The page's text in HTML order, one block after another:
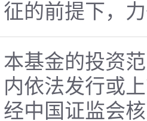
征的前提下，
本基金的投资
内依法发行或
经中国证监会